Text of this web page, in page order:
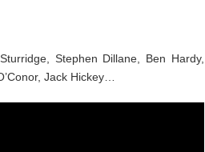
Stephen Dillane, Ben Hardy,
Jack Hickey…